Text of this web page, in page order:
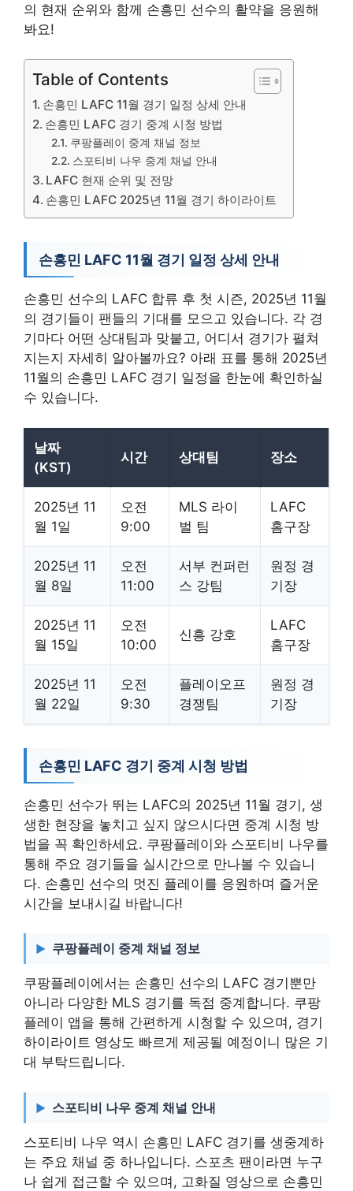
의 현재 순위와 함께 손흥민 선수의 활약을 응원해
봐요!
Table of Contents
손흥민 LAFC 11월 경기 일정 상세 안내
손흥민 LAFC 경기 중계 시청 방법
쿠팡플레이 중계 채널 정보
스포티비 나우 중계 채널 안내
LAFC 현재 순위 및 전망
손흥민 LAFC 2025년 11월 경기 하이라이트
손흥민 LAFC 11월 경기 일정 상세 안내
손흥민 선수의 LAFC 합류 후 첫 시즌, 2025년 11월
의 경기들이 팬들의 기대를 모으고 있습니다. 각 경
기마다 어떤 상대팀과 맞붙고, 어디서 경기가 펼쳐
지는지 자세히 알아볼까요? 아래 표를 통해 2025년
11월의 손흥민 LAFC 경기 일정을 한눈에 확인하실
수 있습니다.
날짜
(KST)
시간 상대팀 장소
2025년 11
월 1일
오전
9:00
MLS 라이
벌 팀
LAFC
홈구장
2025년 11
월 8일
오전
11:00
서부 컨퍼런
스 강팀
원정 경
기장
2025년 11
월 15일
오전
10:00
신흥 강호
LAFC
홈구장
2025년 11
월 22일
오전
9:30
플레이오프
경쟁팀
원정 경
기장
손흥민 LAFC 경기 중계 시청 방법
손흥민 선수가 뛰는 LAFC의 2025년 11월 경기, 생
생한 현장을 놓치고 싶지 않으시다면 중계 시청 방
법을 꼭 확인하세요. 쿠팡플레이와 스포티비 나우를
통해 주요 경기들을 실시간으로 만나볼 수 있습니
다. 손흥민 선수의 멋진 플레이를 응원하며 즐거운
시간을 보내시길 바랍니다!
쿠팡플레이 중계 채널 정보
쿠팡플레이에서는 손흥민 선수의 LAFC 경기뿐만
아니라 다양한 MLS 경기를 독점 중계합니다. 쿠팡
플레이 앱을 통해 간편하게 시청할 수 있으며, 경기
하이라이트 영상도 빠르게 제공될 예정이니 많은 기
대 부탁드립니다.
스포티비 나우 중계 채널 안내
스포티비 나우 역시 손흥민 LAFC 경기를 생중계하
는 주요 채널 중 하나입니다. 스포츠 팬이라면 누구
나 쉽게 접근할 수 있으며, 고화질 영상으로 손흥민